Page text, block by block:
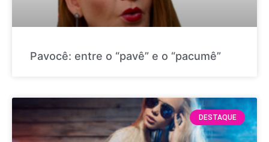
Pavocê: entre o “pavê” e o “pacumê”
DESTAQUE